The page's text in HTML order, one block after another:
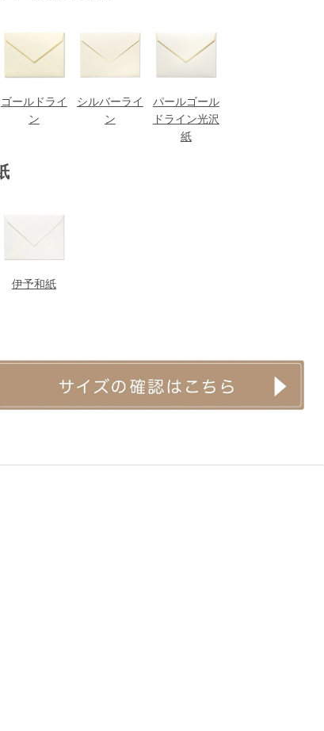
ゴールドライ
ン
シルバーライ
ン
パールゴール
ドライン光沢
紙
伊予和紙